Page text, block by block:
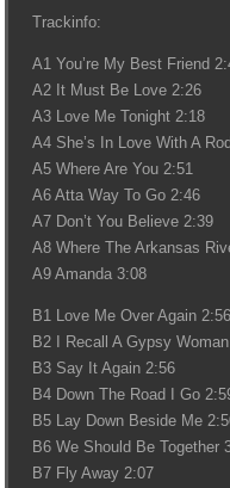
Trackinfo:
A1 You’re My Best Friend
A2 It Must Be Love 2:26
A3 Love Me Tonight 2:18
A4 She’s In Love With A
A5 Where Are You 2:51
A6 Atta Way To Go 2:46
A7 Don’t You Believe 2:39
A8 Where The Arkansas
A9 Amanda 3:08
B1 Love Me Over Again 2:56
B2 I Recall A Gypsy
B3 Say It Again 2:56
B4 Down The Road I Go
B5 Lay Down Beside Me
B6 We Should Be Together
B7 Fly Away 2:07